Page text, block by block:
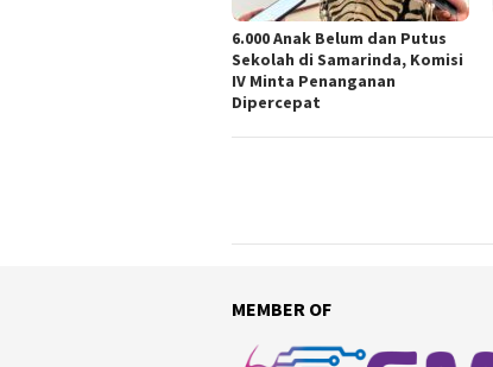
6.000 Anak Belum dan Putus
Sekolah di Samarinda, Komisi
IV Minta Penanganan
Dipercepat
MEMBER OF